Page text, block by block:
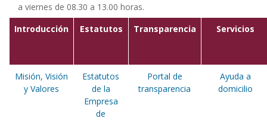
a viernes de 08.30 a 13.00 horas.
Introducción
Estatutos Transparencia Servicios
Misión, Visión
y Valores
Estatutos
de la
Empresa
de
Portal de
transparencia
Ayuda a
domicilio